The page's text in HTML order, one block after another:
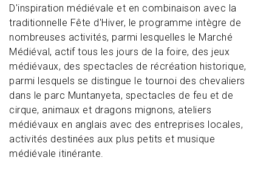
D'inspiration médiévale et en combinaison avec la
traditionnelle Fête d'Hiver, le programme intègre de
nombreuses activités, parmi lesquelles le Marché
Médiéval, actif tous les jours de la foire, des jeux
médiévaux, des spectacles de récréation historique,
parmi lesquels se distingue le tournoi des chevaliers
dans le parc Muntanyeta, spectacles de feu et de
cirque, animaux et dragons mignons, ateliers
médiévaux en anglais avec des entreprises locales,
activités destinées aux plus petits et musique
médiévale itinérante.